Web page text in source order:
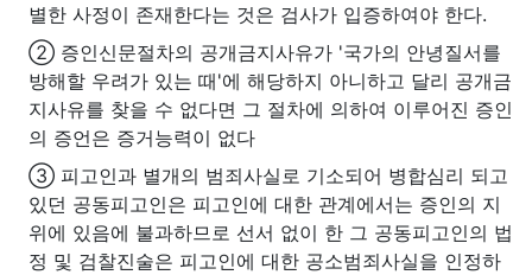
별한 사정이 존재한다는 것은 검사가 입증하여야 한다.
② 증인신문절차의 공개금지사유가 '국가의 안녕질서를
방해할 우려가 있는 때'에 해당하지 아니하고 달리 공개금
지사유를 찾을 수 없다면 그 절차에 의하여 이루어진 증인
의 증언은 증거능력이 없다
③ 피고인과 별개의 범죄사실로 기소되어 병합심리 되고
있던 공동피고인은 피고인에 대한 관계에서는 증인의 지
위에 있음에 불과하므로 선서 없이 한 그 공동피고인의 법
정 및 검찰진술은 피고인에 대한 공소범죄사실을 인정하